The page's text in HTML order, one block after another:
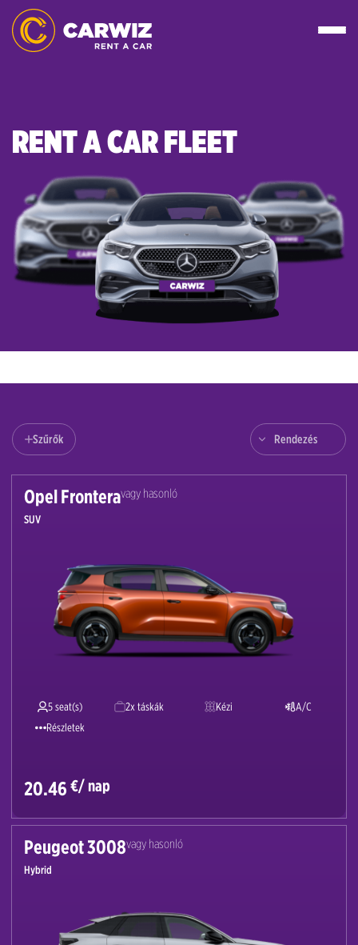
RENT A CAR FLEET
Szűrők Rendezés
Opel Fronteravagy hasonló
SUV
5 seat(s) 2x táskák Kézi
A/C
Részletek
20.46 €/ nap
Peugeot 3008vagy hasonló
Hybrid